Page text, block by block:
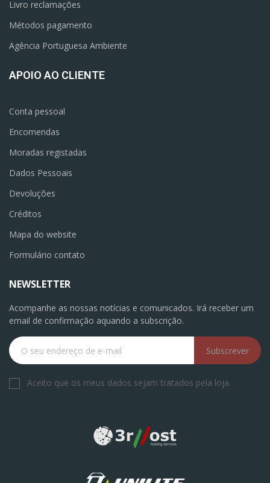
Livro reclamações
Métodos pagamento
Agência Portuguesa Ambiente
APOIO AO CLIENTE
Conta pessoal
Encomendas
Moradas registadas
Dados Pessoais
Devoluções
Créditos
Mapa do website
Formulário contato
NEWSLETTER
Acompanhe as nossas notícias e comunicados. Irá receber um
email de confirmação aquando a subscrição.
Subscrever
Aceito que os meus dados sejam tratados pela loja.